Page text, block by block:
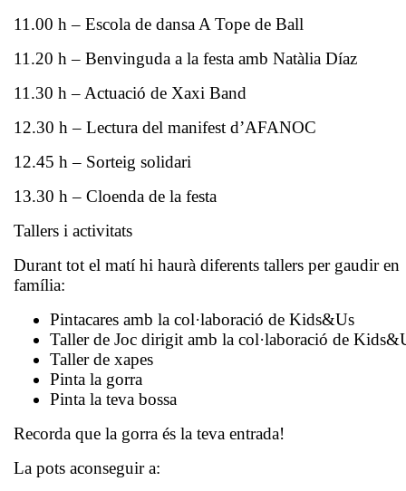
11.00 h – Escola de dansa A Tope de Ball
11.20 h – Benvinguda a la festa amb Natàlia Díaz
11.30 h – Actuació de Xaxi Band
12.30 h – Lectura del manifest d’AFANOC
12.45 h – Sorteig solidari
13.30 h – Cloenda de la festa
Tallers i activitats
Durant tot el matí hi haurà diferents tallers per gaudir en
família:
Pintacares amb la col·laboració de Kids&Us
Taller de Joc dirigit amb la col·laboració de
Taller de xapes
Pinta la gorra
Pinta la teva bossa
Recorda que la gorra és la teva entrada!
La pots aconseguir a: